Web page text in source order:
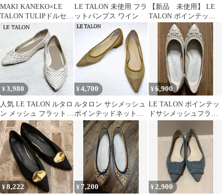
MAKI KANEKO×LE
TALON TULIPドルセー
フラットバレエ
LE TALON 未使用 フラ
ットパンプス ワイン
【新品 未使用】 LE
TALON ポインテッド
プレートリボンフラッ
ト 23
¥3,980
人気 LE TALON ルタロ
ン メッシュ フラットシ
ューズ パンプス 白 23
¥4,700
ルタロン サシメッシュ
ポインテッドネットパ
ンプス フラット ゴール
ド 22.5
¥6,900
LE TALON ポインテッ
ドサシメッシュフラッ
¥8,222 ¥ 7,200 ¥ 2,900